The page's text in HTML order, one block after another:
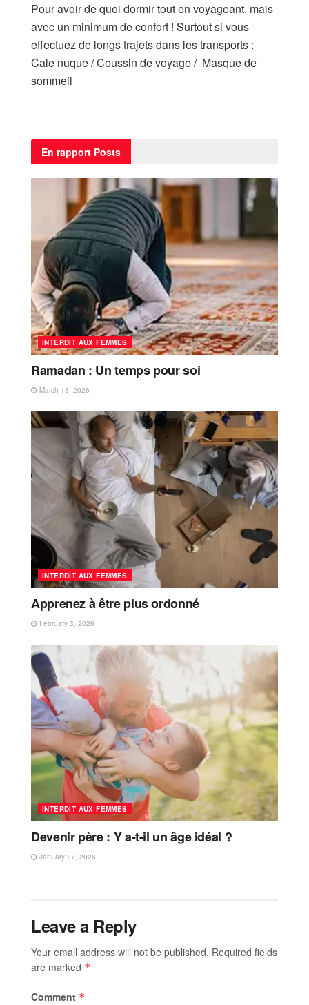
Pour avoir de quoi dormir tout en voyageant, mais
avec un minimum de confort ! Surtout si vous
effectuez de longs trajets dans les transports :
Cale nuque / Coussin de voyage / Masque de
sommeil
En rapport Posts
INTERDIT AUX FEMMES
Ramadan : Un temps pour soi
March 13, 2026
INTERDIT AUX FEMMES
Apprenez à être plus ordonné
February 3, 2026
INTERDIT AUX FEMMES
Devenir père : Y a-t-il un âge idéal ?
January 27, 2026
Leave a Reply
Your email address will not be published. Required fields
are marked *
Comment *